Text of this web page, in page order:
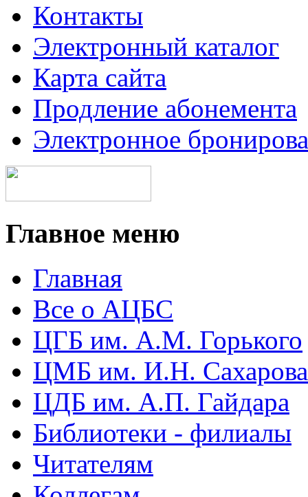
Контакты
Электронный каталог
Карта сайта
Продление абонемента
Электронное
Главное меню
Главная
Все о АЦБС
ЦГБ им. А.М. Горького
ЦМБ им. И.Н. Сахарова
ЦДБ им. А.П. Гайдара
Библиотеки - филиалы
Читателям